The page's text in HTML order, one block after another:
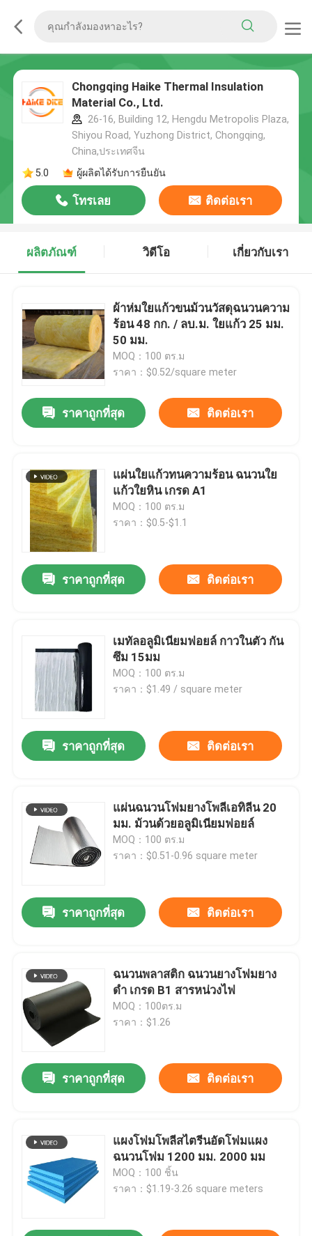
Chongqing Haike Thermal Insulation
Material Co., Ltd.
26-16, Building 12, Hengdu Metropolis Plaza,
Shiyou Road, Yuzhong District, Chongqing,
China,ประเทศจีน
5.0
ผู้ผลิตได้รับการยืนยัน
โทรเลย ติดต่อเรา
ผลิตภัณฑ์ วิดีโอ เกี่ยวกับเรา
ผ้าห่มใยแก้วขนม้วนวัสดุฉนวนความ
ร้อน 48 กก. / ลบ.ม. ใยแก้ว 25 มม.
50 มม.
MOQ：100 ตร.ม
ราคา：$0.52/square meter
ราคาถูกที่สุด ติดต่อเรา
แผ่นใยแก้วทนความร้อน ฉนวนใย
แก้วใยหิน เกรด A1
MOQ：100 ตร.ม
ราคา：$0.5-$1.1
ราคาถูกที่สุด ติดต่อเรา
เมทัลอลูมิเนียมฟอยล์ กาวในตัว กัน
ซึม 15มม
MOQ：100 ตร.ม
ราคา：$1.49 / square meter
ราคาถูกที่สุด ติดต่อเรา
แผ่นฉนวนโฟมยางโพลีเอทิลีน 20
มม. ม้วนด้วยอลูมิเนียมฟอยล์
MOQ：100 ตร.ม
ราคา：$0.51-0.96 square meter
ราคาถูกที่สุด ติดต่อเรา
ฉนวนพลาสติก ฉนวนยางโฟมยาง
ดำ เกรด B1 สารหน่วงไฟ
MOQ：100ตร.ม
ราคา：$1.26
ราคาถูกที่สุด ติดต่อเรา
แผงโฟมโพลีสไตรีนอัดโฟมแผง
ฉนวนโฟม 1200 มม. 2000 มม
MOQ：100 ชิ้น
ราคา：$1.19-3.26 square meters